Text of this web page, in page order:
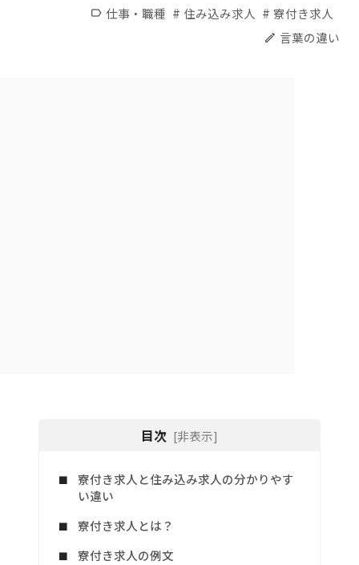
label 仕事・職種 # 住み込み求人 # 寮付き求人
edit 言葉の違い
目次 [非表示]
寮付き求人と住み込み求人の分かりやす
い違い
寮付き求人とは？
寮付き求人の例文